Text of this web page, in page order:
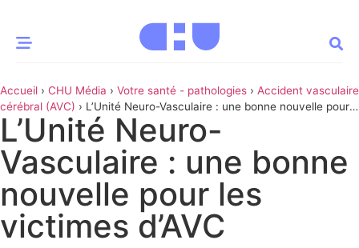
MOMENT
Innovation
& patrimoine Patient
Accueil › CHU Média › Votre santé - pathologies › Accident vasculaire
cérébral (AVC) › L’Unité Neuro-Vasculaire : une bonne nouvelle pour
les victimes d’AVC
L’Unité Neuro-
Vasculaire : une bonne
nouvelle pour les
victimes d’AVC